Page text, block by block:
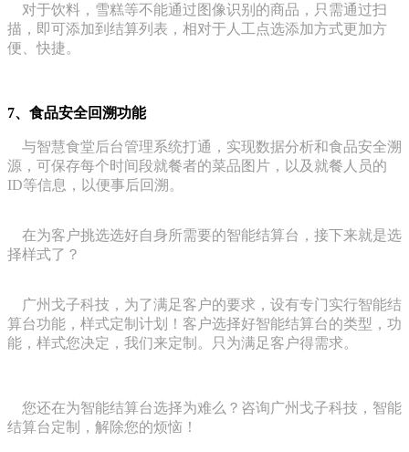
对于饮料，雪糕等不能通过图像识别的商品，只需通过扫
描，即可添加到结算列表，相对于人工点选添加方式更加方
便、快捷。
7、食品安全回溯功能
与智慧食堂后台管理系统打通，实现数据分析和食品安全溯
源，可保存每个时间段就餐者的菜品图片，以及就餐人员的
ID等信息，以便事后回溯。
在为客户挑选选好自身所需要的智能结算台，接下来就是选
择样式了？
广州戈子科技，为了满足客户的要求，设有专门实行智能结
算台功能，样式定制计划！ 客户选择好智能结算台的类型，功
能，样式您决定，我们来定制。只为满足客户得需求。
您还在为智能结算台选择为难么？咨询广州戈子科技，智能
结算台定制，解除您的烦恼！